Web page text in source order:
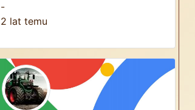
-
2 lat temu